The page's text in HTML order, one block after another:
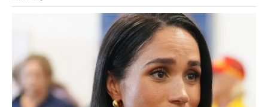
životne vrednosti – moguće poznanstvo preko posla ili
društvenih mreža. Danas je savršen trenutak da se
fokusirate na ono što vas ispunjava i da prestanete brinuti
o stvarima koje ne možete promeniti.